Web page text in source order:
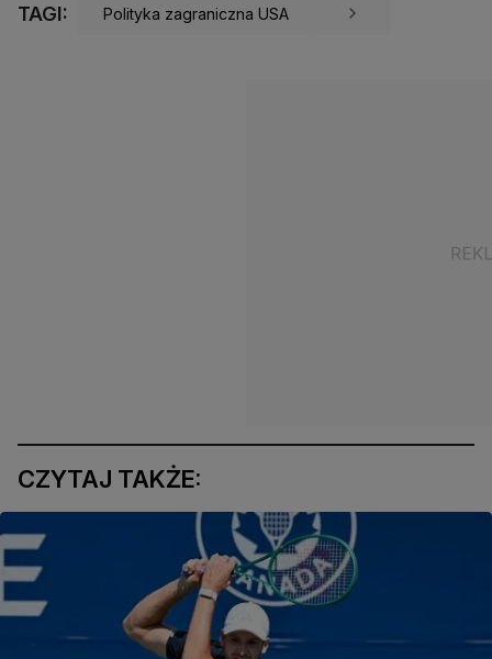
TAGI: Polityka zagraniczna USA
CZYTAJ TAKŻE: